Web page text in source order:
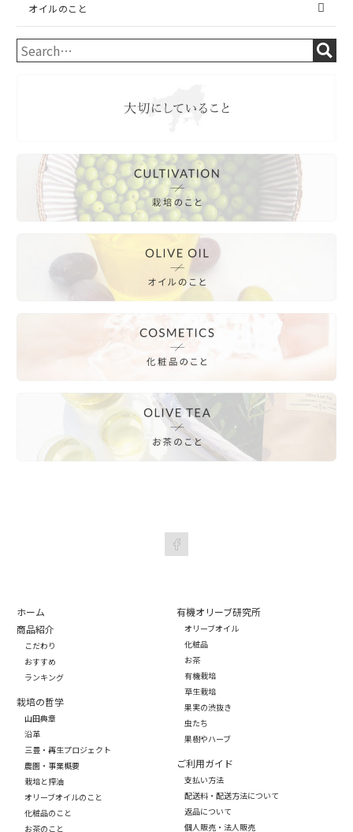
オイルのこと
ホーム
商品紹介
こだわり
おすすめ
ランキング
栽培の哲学
山田典章
沿革
三豊・再生プロジェクト
農園・事業概要
栽培と搾油
オリーブオイルのこと
化粧品のこと
お茶のこと
有機オリーブ研究所
オリーブオイル
化粧品
お茶
有機栽培
草生栽培
果実の渋抜き
虫たち
果樹やハーブ
ご利用ガイド
支払い方法
配送料・配送方法について
返品について
個人販売・法人販売